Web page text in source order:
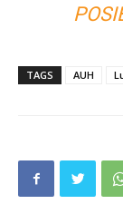
TAGS AUH